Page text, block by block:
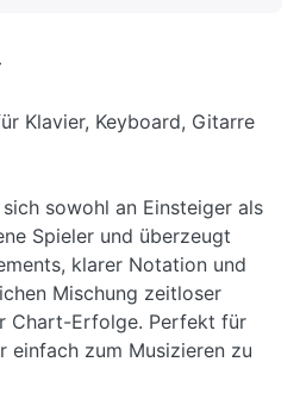
Klavier, Keyboard, Gitarre
sowohl an Einsteiger als
Spieler und überzeugt
klarer Notation und
Mischung zeitloser
Chart-Erfolge. Perfekt für
einfach zum Musizieren zu